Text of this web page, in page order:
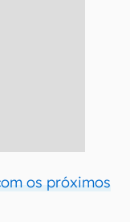
os próximos